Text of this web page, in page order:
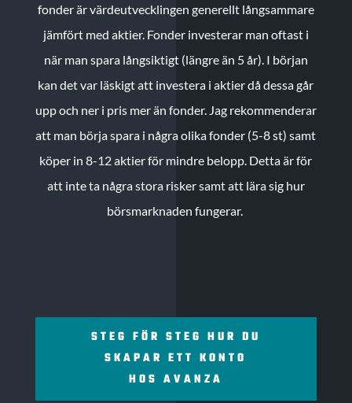
fonder är värdeutvecklingen generellt långsammare
jämfört med aktier. Fonder investerar man oftast i
när man spara långsiktigt (längre än 5 år). I början
kan det var läskigt att investera i aktier då dessa går
upp och ner i pris mer än fonder. Jag rekommenderar
att man börja spara i några olika fonder (5-8 st) samt
köper in 8-12 aktier för mindre belopp. Detta är för
att inte ta några stora risker samt att lära sig hur
börsmarknaden fungerar.
STEG FÖR STEG HUR DU
SKAPAR ETT KONTO
HOS AVANZA